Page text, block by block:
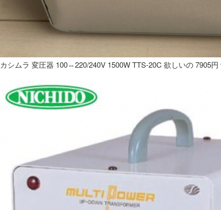
カシムラ 変圧器 100⇔220/240V 1500W TTS-20C 欲しいの 7905円